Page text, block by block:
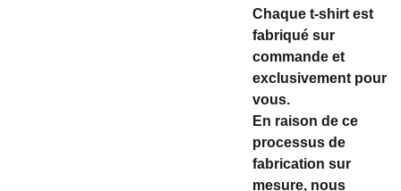
Chaque t-shirt est
fabriqué sur
commande et
exclusivement pour
vous.
En raison de ce
processus de
fabrication sur
mesure, nous